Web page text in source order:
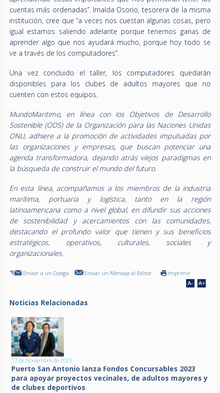
cuentas más ordenadas”. Irnalda Osorio, tesorera de la misma
institución, cree que “a veces nos cuestan algunas cosas, pero
igual estamos saliendo adelante porque tenemos ganas de
aprender algo que nos ayudará mucho, porque hoy todo se
ve a través de los computadores”.
Una vez concluido el taller, los computadores quedarán
disponibles para los clubes de adultos mayores que no
cuenten con estos equipos.
MundoMaritimo, en línea con los Objetivos de Desarrollo
Sostenible (ODS) de la Organización para las Naciones Unidas
ONU, adhiere a la promoción de actividades impulsadas por
las organizaciones y empresas, que buscan potenciar una
agenda transformadora, dejando atrás viejos paradigmas en
la búsqueda de construir el mundo del futuro.
En esta línea, acompañamos a los miembros de la industria
marítima, portuaria y logística, tanto en la región
latinoamericana como a nivel global, en difundir sus acciones
de sostenibilidad y acercamientos con las comunidades,
destacando el profundo valor que tienen y sus beneficios
estratégicos, operativos, culturales, sociales y
organizacionales.
Enviar a un Colega Enviar un Mensaje al Editor Imprimir
Noticias Relacionadas
17 de Noviembre de 2023
Puerto San Antonio lanza Fondos Concursables 2023
para apoyar proyectos vecinales, de adultos mayores y
de clubes deportivos